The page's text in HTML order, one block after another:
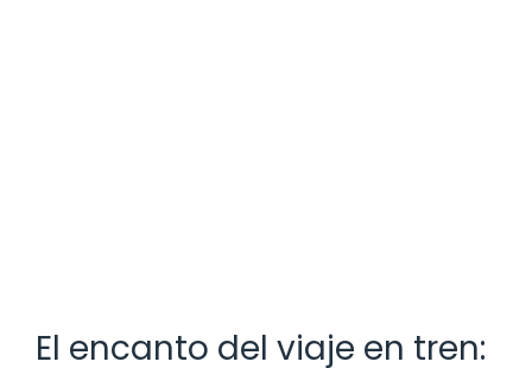
El encanto del viaje en tren: